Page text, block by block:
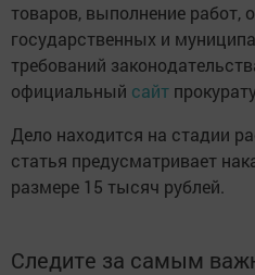
товаров, выполнение работ,
государственных и
требований
официальный сайт
Дело находится на стадии
статья предусматривает
размере 15 тысяч рублей.
Следите за самым